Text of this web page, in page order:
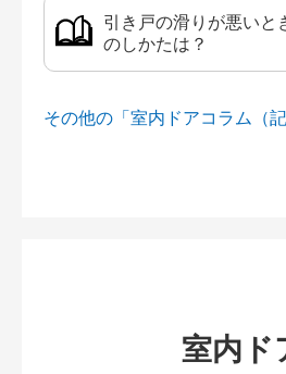
引き戸の滑りが悪いと
のしかたは？
その他の「室内ドアコラム（
室内ド